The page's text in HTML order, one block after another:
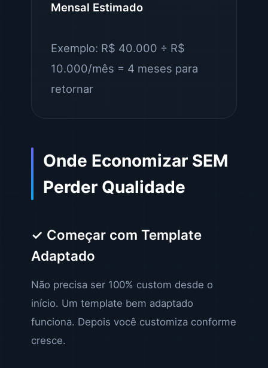
Mensal Estimado
Exemplo: R$ 40.000 ÷ R$
10.000/mês = 4 meses para
retornar
Onde Economizar SEM
Perder Qualidade
✓ Começar com Template
Adaptado
Não precisa ser 100% custom desde o
início. Um template bem adaptado
funciona. Depois você customiza conforme
cresce.